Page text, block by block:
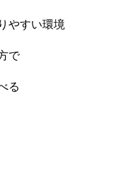
やすい環境
で
る